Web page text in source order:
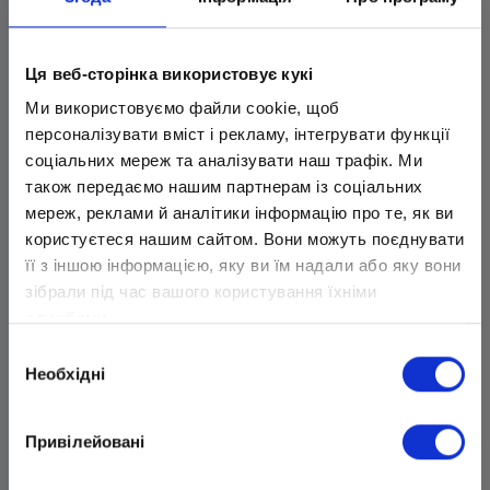
Ця веб-сторінка використовує кукі
Ми використовуємо файли cookie, щоб
персоналізувати вміст і рекламу, інтегрувати функції
соціальних мереж та аналізувати наш трафік. Ми
також передаємо нашим партнерам із соціальних
мереж, реклами й аналітики інформацію про те, як ви
користуєтеся нашим сайтом. Вони можуть поєднувати
її з іншою інформацією, яку ви їм надали або яку вони
зібрали під час вашого користування їхніми
згоди
Необхідні
Привілейовані
«Матемагия»
Цель игры – спасти волшебный мир от